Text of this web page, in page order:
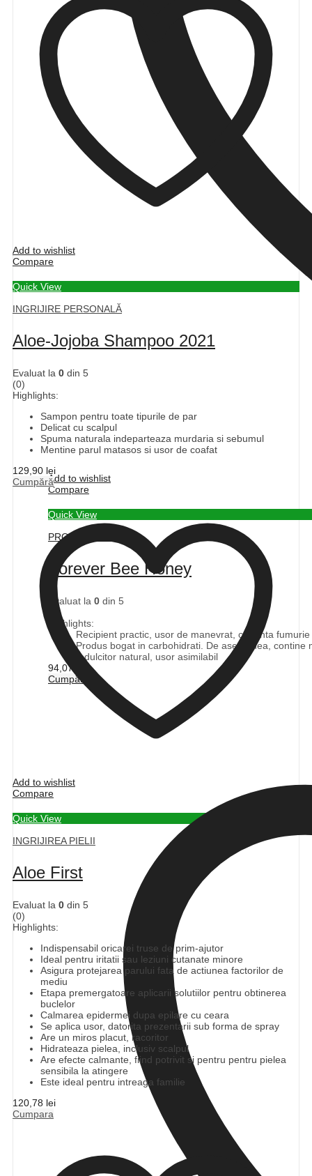
Add to wishlist
Compare
Quick View
PRODUSE APICOLE
Forever Bee Honey
Evaluat la 0 din 5
(0)
Highlights:
Recipient practic, usor de manevrat, cu tenta
Produs bogat in carbohidrati. De asemenea, contine
Indulcitor natural, usor asimilabil
94,07
Cumpără
Add to wishlist
Compare
Quick View
INGRIJIRE PERSONALĂ
Aloe-Jojoba Shampoo 2021
Evaluat la 0 din 5
(0)
Highlights:
Sampon pentru toate tipurile de par
Delicat cu scalpul
Spuma naturala indeparteaza murdaria si sebumul
Mentine parul matasos si usor de coafat
129,90 lei
Cumpără
Add to wishlist
Compare
Quick View
INGRIJIREA PIELII
Aloe First
Evaluat la 0 din 5
(0)
Highlights:
Indispensabil oricarei truse de prim-ajutor
Ideal pentru iritatii sau leziuni cutanate minore
Asigura protejarea parului fata de actiunea factorilor de
mediu
Etapa premergatoare aplicarii solutiilor pentru obtinerea
buclelor
Calmarea epidermei dupa epilare cu ceara
Se aplica usor, datorita prezentarii sub forma de spray
Are un miros placut, racoritor
Hidrateaza pielea, inclusiv scalpul
Are efecte calmante, fiind potrivit si pentru pentru pielea
sensibila la atingere
Este ideal pentru intreaga familie
120,78 lei
Cumpara